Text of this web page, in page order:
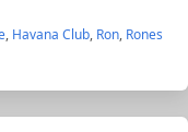
, Havana Club, Ron, Rones